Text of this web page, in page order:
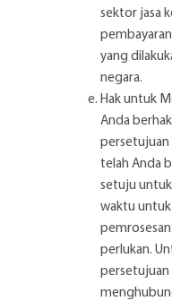
sektor jasa
yang
negara.
Hak untuk
Anda
persetujuan
telah Anda
setuju
waktu
perlukan.